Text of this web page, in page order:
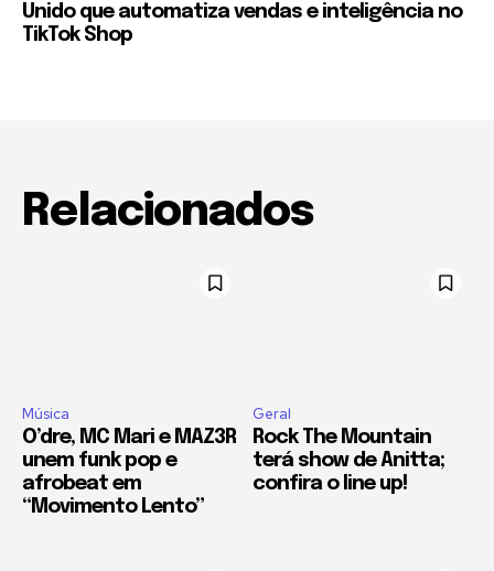
Unido que automatiza vendas e inteligência no
TikTok Shop
Relacionados
Música
O’dre, MC Mari e MAZ3R
unem funk pop e
afrobeat em
“Movimento Lento”
Geral
Rock The Mountain
terá show de Anitta;
confira o line up!